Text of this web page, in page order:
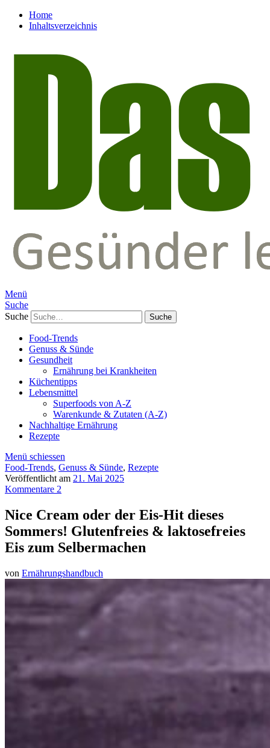
Home
Inhaltsverzeichnis
Menü
Suche
Suche
Food-Trends
Genuss & Sünde
Gesundheit
Ernährung bei Krankheiten
Küchentipps
Lebensmittel
Superfoods von A-Z
Warenkunde & Zutaten (A-Z)
Nachhaltige Ernährung
Rezepte
Menü schiessen
Food-Trends, Genuss & Sünde, Rezepte
Veröffentlicht am 21. Mai 2025
Kommentare 2
Nice Cream oder der Eis-Hit dieses
Sommers! Glutenfreies & laktosefreies
Eis zum Selbermachen
von Ernährungshandbuch